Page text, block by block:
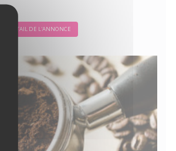
DÉTAIL DE L'ANNONCE